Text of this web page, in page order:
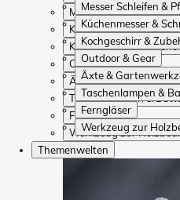
Messer Schleifen &
Küchenmesser &
Kochgeschirr &
Outdoor & Gear
Äxte &
Taschenlampen &
Ferngläser
Werkzeug zur
Messer Schleifen &
Küchenmesser &
Kochgeschirr &
Outdoor & Gear
Äxte &
Taschenlampen &
Ferngläser
Werkzeug zur
Themenwelten